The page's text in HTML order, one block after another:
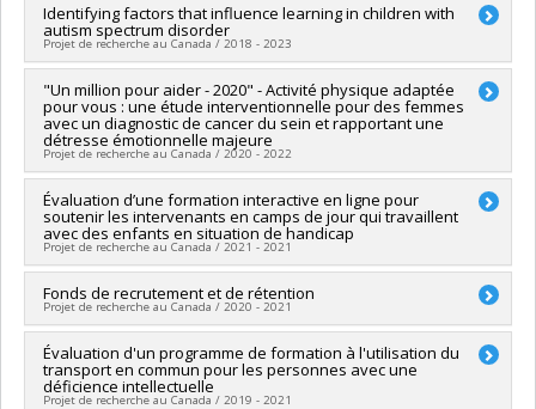
Programmes de subvention :
Chercheur principal : Marc Lanovaz
Sources de financement :FRQS/Fonds de recherche du
Québec - Santé (FRSQ)
chercheur-boursier : Junior 2
Identifying factors that influence learning in children with
autism spectrum disorder
Projet de recherche au Canada / 2018 - 2023
Chercheur principal :Marc Lanovaz
Co-chercheurs : Sarah Lippé
Sources de financement :CRSH/Conseil de recherches en
sciences humaines du Canada
Programmes de subvention :PVXXXXXX-Subvention Savoir
"Un million pour aider - 2020" - Activité physique adaptée
pour vous : une étude interventionnelle pour des femmes
avec un diagnostic de cancer du sein et rapportant une
détresse émotionnelle majeure
Projet de recherche au Canada / 2020 - 2022
Chercheur principal :Bernard Paquito
Co-chercheurs :Marc Lanovaz
Sources de financement :Fondation du cancer du sein du
Québec
Programmes de subvention :
Évaluation d’une formation interactive en ligne pour
soutenir les intervenants en camps de jour qui travaillent
avec des enfants en situation de handicap
Projet de recherche au Canada / 2021 - 2021
Chercheur principal :Marc Lanovaz
Sources de financement :MITACS Inc.
Programmes de subvention :PVXXXXXX-Stage Accélération
Québec - MITACS
Fonds de recrutement et de rétention
Projet de recherche au Canada / 2020 - 2021
Sources de financement :Fondation de l’IUSMM
Programmes de subvention :
Évaluation d'un programme de formation à l'utilisation du
transport en commun pour les personnes avec une
déficience intellectuelle
Projet de recherche au Canada / 2019 - 2021